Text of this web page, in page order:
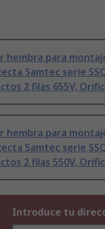
hembra para
Samtec serie
2 filas 655V,
hembra para
Samtec serie
2 filas 550V,
Introduce tu